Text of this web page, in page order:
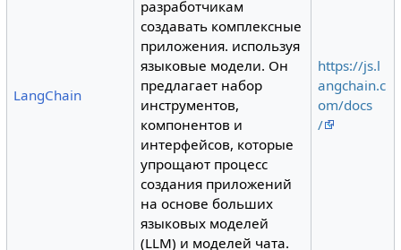
LangChain
разработчикам
создавать комплексные
приложения. используя
языковые модели. Он
предлагает набор
инструментов,
компонентов и
интерфейсов, которые
упрощают процесс
создания приложений
на основе больших
языковых моделей
(LLM) и моделей чата.
https://js.l
angchain.c
om/docs
/